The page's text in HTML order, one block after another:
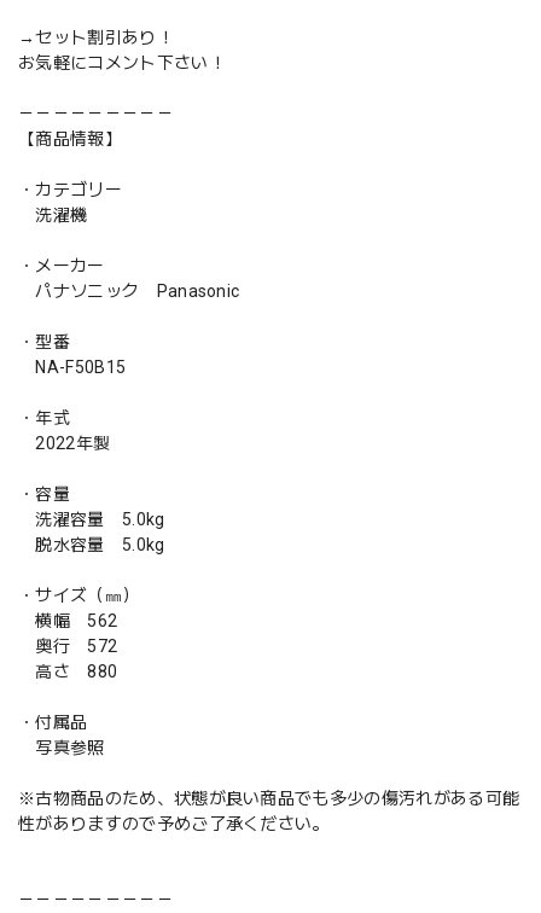
→セット割引あり！
お気軽にコメント下さい！
－－－－－－－－－
【商品情報】
・カテゴリー
洗濯機
・メーカー
パナソニック Panasonic
・型番
NA-F50B15
・年式
2022年製
・容量
洗濯容量 5.0kg
脱水容量 5.0kg
・サイズ（㎜）
横幅 562
奥行 572
高さ 880
・付属品
写真参照
※古物商品のため、状態が良い商品でも多少の傷汚れがある可能
性がありますので予めご了承ください。
－－－－－－－－－